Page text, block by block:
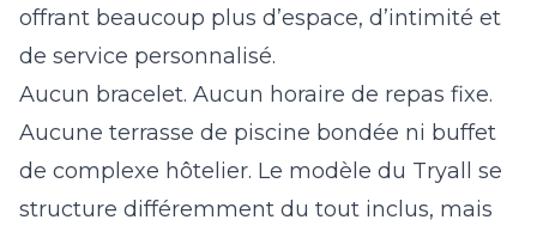
offrant beaucoup plus d’espace, d’intimité et
de service personnalisé.
Aucun bracelet. Aucun horaire de repas fixe.
Aucune terrasse de piscine bondée ni buffet
de complexe hôtelier. Le modèle du Tryall se
structure différemment du tout inclus, mais